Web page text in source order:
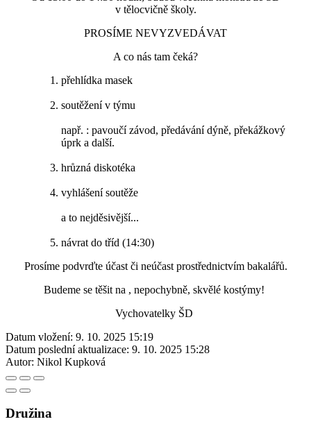
v tělocvičně školy.
PROSÍME NEVYZVEDÁVAT
A co nás tam čeká?
přehlídka masek
soutěžení v týmu
např. : pavoučí závod, předávání dýně, překážkový
úprk a další.
hrůzná diskotéka
vyhlášení soutěže
a to nejděsivější...
návrat do tříd (14:30)
Prosíme podvrďte účast či neúčast prostřednictvím bakalářů.
Budeme se těšit na , nepochybně, skvělé kostýmy!
Vychovatelky ŠD
Datum vložení: 9. 10. 2025 15:19
Datum poslední aktualizace: 9. 10. 2025 15:28
Autor: Nikol Kupková
Družina